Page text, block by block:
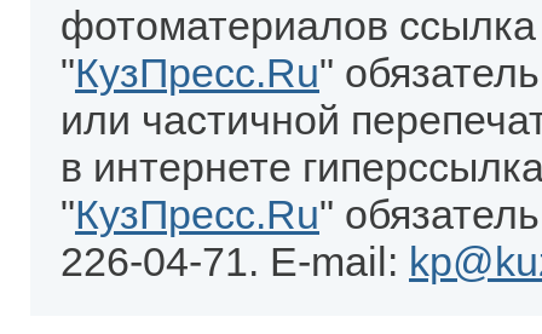
фотоматериалов
"КузПресс.Ru"
или частичной
в интернете
"КузПресс.Ru"
226-04-71. E-mail: